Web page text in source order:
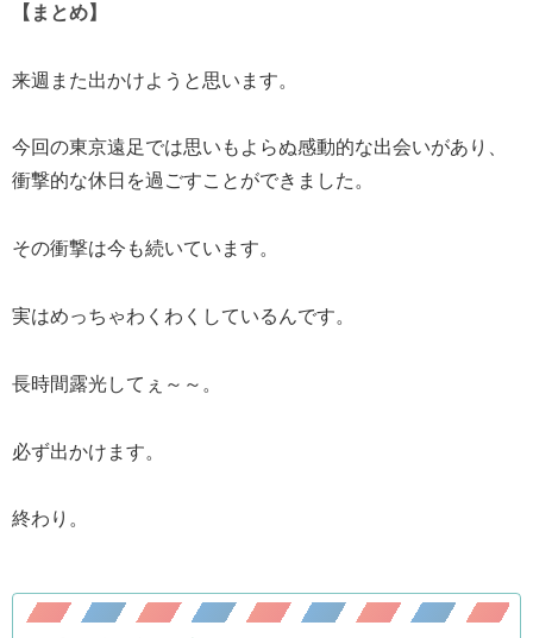
【まとめ】
来週また出かけようと思います。
今回の東京遠足では思いもよらぬ感動的な出会いがあり、
衝撃的な休日を過ごすことができました。
その衝撃は今も続いています。
実はめっちゃわくわくしているんです。
長時間露光してぇ～～。
必ず出かけます。
終わり。